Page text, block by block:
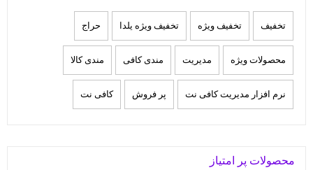
تخفيف تخفیف ویژه تخفیف ویژه یلدا حراج
محصولات ویژه مدیریت مندی کافی مندی کالا
نرم افزار مدیریت کافی نت پر فروش کافی نت
محصولات پر امتیاز